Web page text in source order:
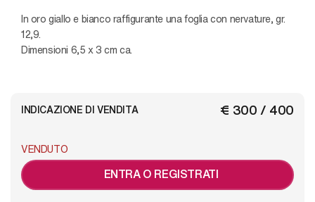
in oro giallo e bianco raffigurante una foglia con nervature, gr.
12,9.
Dimensioni 6,5 x 3 cm ca.
€ 300 / 400
INDICAZIONE DI VENDITA
VENDUTO
ENTRA O REGISTRATI